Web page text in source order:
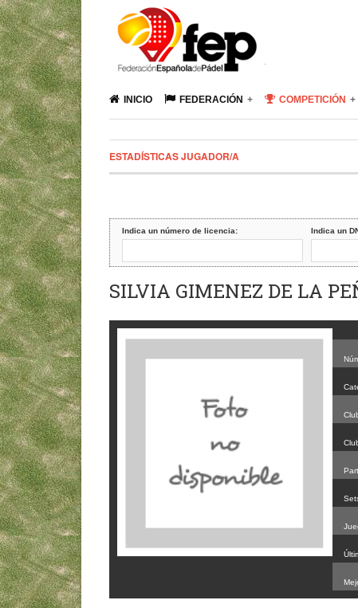
INICIO FEDERACIÓN COMPETICIÓN
ESTADÍSTICAS JUGADOR/A
Indica un número de licencia: Indica un
SILVIA GIMENEZ DE LA